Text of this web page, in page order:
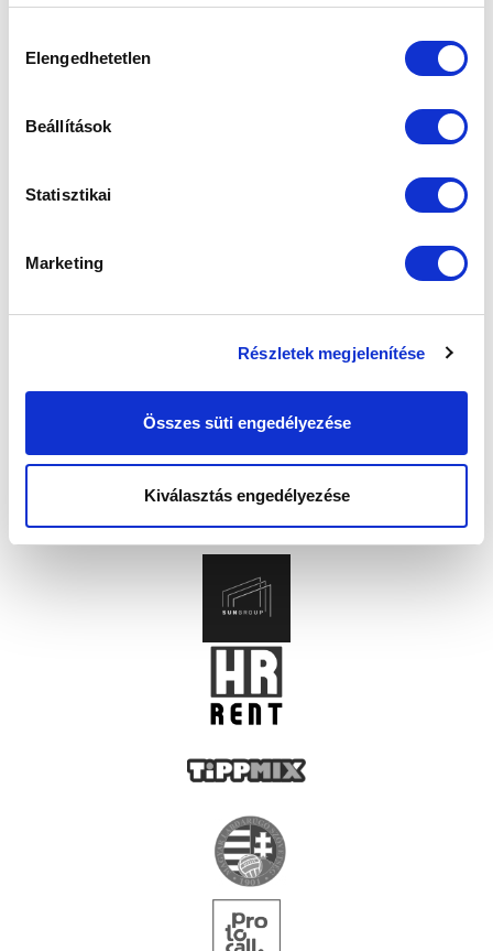
kiválasztása
Elengedhetetlen
Beállítások
Statisztikai
Marketing
Részletek megjelenítése
Összes süti engedélyezése
Kiválasztás engedélyezése